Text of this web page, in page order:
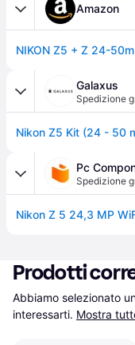
Amazon
NIKON Z5 + Z 24-
Galaxus
Spedizione
Pc
Spedizione
Prodotti
Abbiamo selezionato
interessarti. Mostra